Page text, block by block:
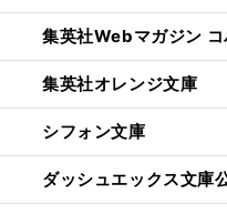
集英社Webマガジン コ
集英社オレンジ文庫
シフォン文庫
ダッシュエックス文庫